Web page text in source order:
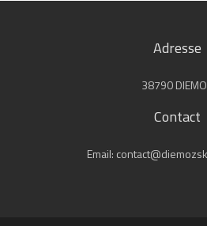
Adresse
38790
Contact
Email: